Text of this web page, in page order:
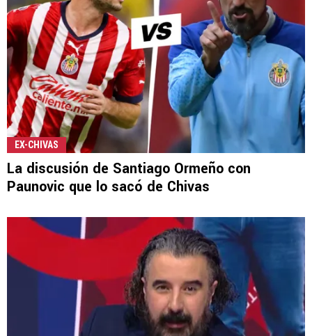
EX-CHIVAS
La discusión de Santiago Ormeño con
Paunovic que lo sacó de Chivas